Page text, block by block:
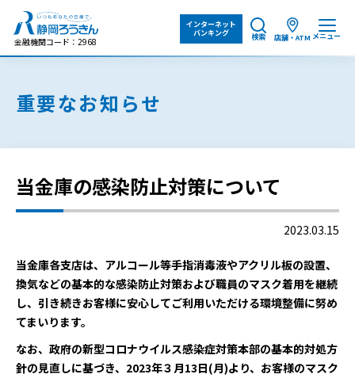
金融機関コード：2968
インターネット
バンキング
検索 店舗・ATM メニュー
重要なお知らせ
当金庫の感染防止対策について
2023.03.15
当金庫各支店は、アルコール等手指消毒液やアクリル板の設置、
換気などの基本的な感染防止対策および職員のマスク着用を継続
し、引き続きお客様に安心してご利用いただける環境整備に努め
てまいります。
なお、政府の新型コロナウイルス感染症対策本部の基本的対処方
針の見直しに基づき、2023年３月13日(月)より、お客様のマスク